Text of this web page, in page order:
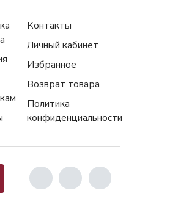
Контакты
Личный кабинет
Избранное
Возврат товара
Политика
конфиденциальности